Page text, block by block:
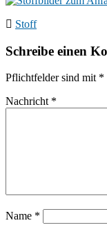
Stoff
Schreibe einen
Pflichtfelder sind mit *
Nachricht *
Name *